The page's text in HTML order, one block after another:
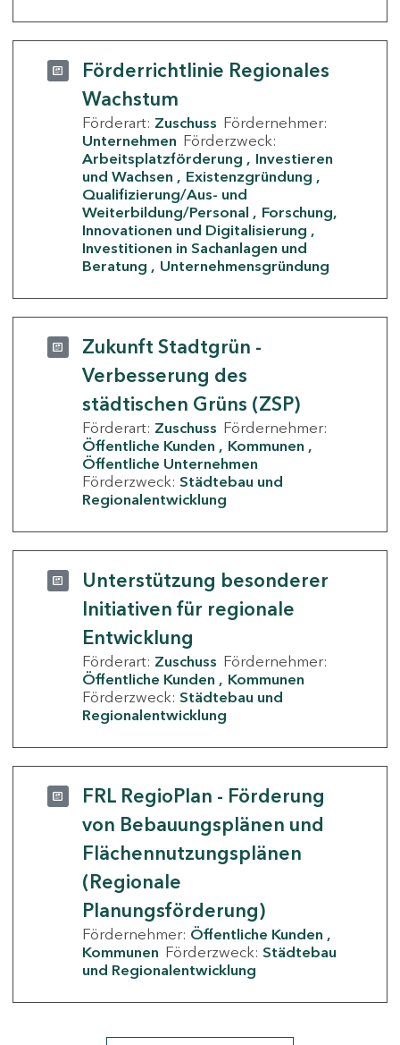
Förderrichtlinie Regionales
Wachstum
Förderart: Zuschuss Fördernehmer:
Unternehmen Förderzweck:
Arbeitsplatzförderung
Investieren
und Wachsen
Existenzgründung
Qualifizierung/Aus- und
Weiterbildung/Personal
Forschung,
Innovationen und Digitalisierung
Investitionen in Sachanlagen und
Beratung
Unternehmensgründung
Zukunft Stadtgrün -
Verbesserung des
städtischen Grüns (ZSP)
Förderart: Zuschuss Fördernehmer:
Öffentliche Kunden
Kommunen
Öffentliche Unternehmen
Förderzweck: Städtebau und
Regionalentwicklung
Unterstützung besonderer
Initiativen für regionale
Entwicklung
Förderart: Zuschuss Fördernehmer:
Öffentliche Kunden
Kommunen
Förderzweck: Städtebau und
Regionalentwicklung
FRL RegioPlan - Förderung
von Bebauungsplänen und
Flächennutzungsplänen
(Regionale
Planungsförderung)
Fördernehmer: Öffentliche Kunden
Kommunen Förderzweck: Städtebau
und Regionalentwicklung